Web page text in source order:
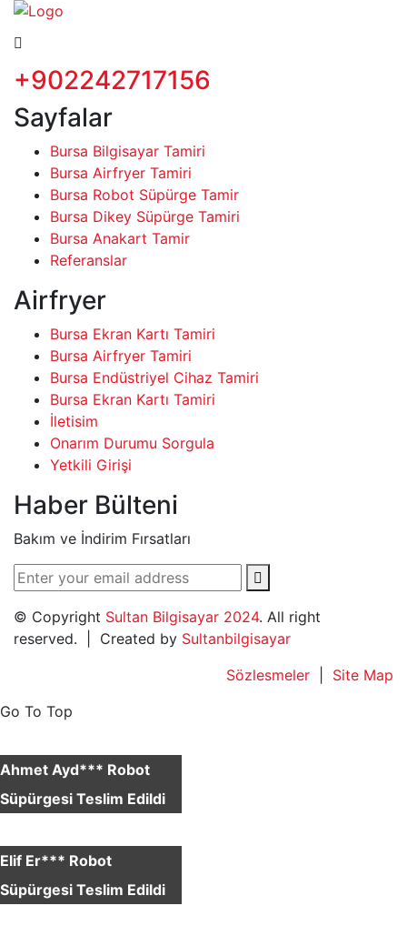
+902242717156
Sayfalar
Bursa Bilgisayar Tamiri
Bursa Airfryer Tamiri
Bursa Robot Süpürge Tamir
Bursa Dikey Süpürge Tamiri
Bursa Anakart Tamir
Referanslar
Airfryer
Bursa Ekran Kartı Tamiri
Bursa Airfryer Tamiri
Bursa Endüstriyel Cihaz Tamiri
Bursa Ekran Kartı Tamiri
İletisim
Onarım Durumu Sorgula
Yetkili Girişi
Haber Bülteni
Bakım ve İndirim Fırsatları
© Copyright Sultan Bilgisayar 2024. All right
reserved. | Created by Sultanbilgisayar
Sözlesmeler
Site Map
Go To Top
Ahmet Ayd*** Robot
Süpürgesi Teslim Edildi
Elif Er*** Robot
Süpürgesi Teslim Edildi